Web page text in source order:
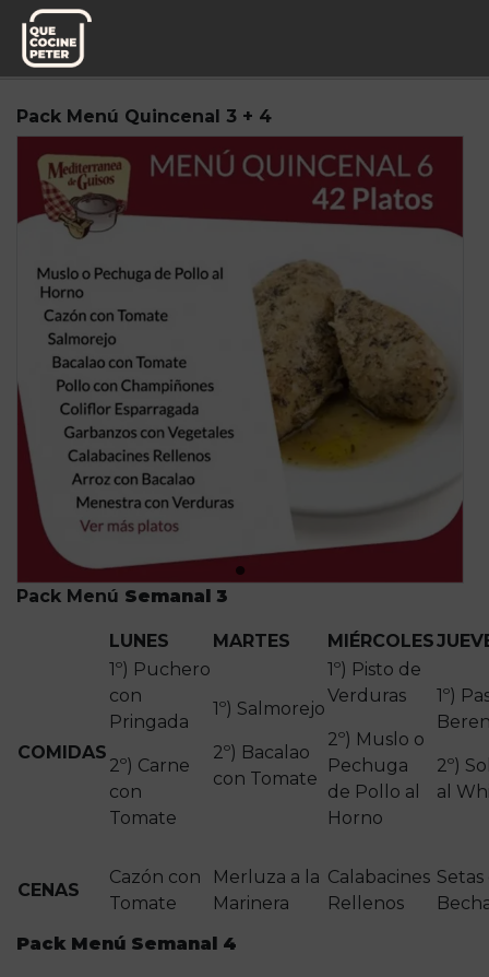
Pedido semanal
Pack Menú Quincenal 3 + 4
Pack Menú Semanal 3
LUNES MARTES MIÉRCOLES
COMIDAS
1º) Puchero
con
Pringada
2º) Carne
con
Tomate
1º) Salmorejo
2º) Bacalao
con Tomate
1º) Pisto de
Verduras
2º) Muslo o
Pechuga
de Pollo al
Horno
1º)
2º)
al
CENAS
Cazón con
Tomate
Merluza a la
Marinera
Calabacines
Rellenos
Pack Menú Semanal 4